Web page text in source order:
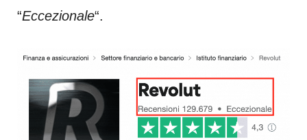
“Eccezionale“.